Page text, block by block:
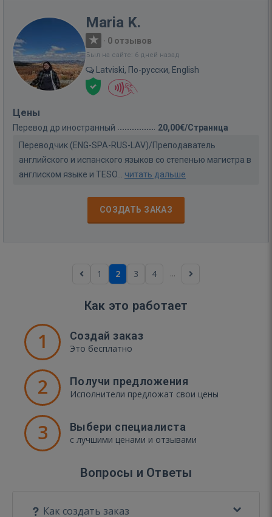
Maria K.
· 0 отзывов
Был на сайте: 6 дней назад
Latviski, По-русски, English
Цены
Перевод др иностранный
20,00€/Страница
Переводчик (ENG-SPA-RUS-LAV)/Преподаватель
английского и испанского языков со степенью магистра в
англиском языке и TESO... читать дальше
СОЗДАТЬ ЗАКАЗ
1 2 3 4 ...
Как это работает
1 Создай заказ
Это бесплатно
2 Получи предложения
Исполнители предложат свои цены
3 Выбери специалиста
с лучшими ценами и отзывами
Вопросы и Ответы
Как создать заказ